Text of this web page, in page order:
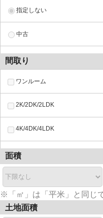
指定しない
中古
間取り
ワンルーム
2K/2DK/2LDK
4K/4DK/4LDK
面積
※「㎡」は「平米」と同じ
土地面積